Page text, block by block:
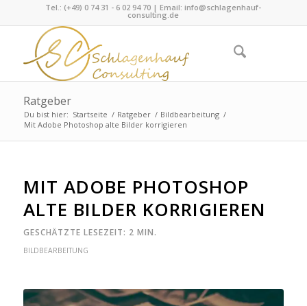
Tel.: (+49) 0 74 31 - 6 02 94 70 | Email:info@schlagenhauf-
consulting.de
Ratgeber
Du bist hier: Startseite / Ratgeber / Bildbearbeitung /
Mit Adobe Photoshop alte Bilder korrigieren
MIT ADOBE PHOTOSHOP
ALTE BILDER KORRIGIEREN
BILDBEARBEITUNG